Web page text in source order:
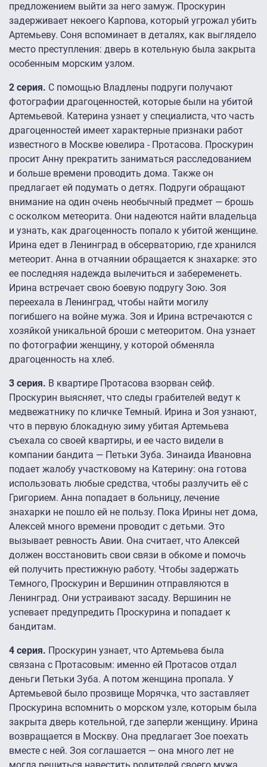
предложением выйти за него замуж. Проскурин
задерживает некоего Карпова, который угрожал убить
Артемьеву. Соня вспоминает в деталях, как выглядело
место преступления: дверь в котельную была закрыта
особенным морским узлом.
2 серия. С помощью Владлены подруги получают
фотографии драгоценностей, которые были на убитой
Артемьевой. Катерина узнает у специалиста, что часть
драгоценностей имеет характерные признаки работ
известного в Москве ювелира - Протасова. Проскурин
просит Анну прекратить заниматься расследованием
и больше времени проводить дома. Также он
предлагает ей подумать о детях. Подруги обращают
внимание на один очень необычный предмет — брошь
с осколком метеорита. Они надеются найти владельца
и узнать, как драгоценность попало к убитой женщине.
Ирина едет в Ленинград в обсерваторию, где хранился
метеорит. Анна в отчаянии обращается к знахарке: это
ее последняя надежда вылечиться и забеременеть.
Ирина встречает свою боевую подругу Зою. Зоя
переехала в Ленинград, чтобы найти могилу
погибшего на войне мужа. Зоя и Ирина встречаются с
хозяйкой уникальной броши с метеоритом. Она узнает
по фотографии женщину, у которой обменяла
драгоценность на хлеб.
3 серия. В квартире Протасова взорван сейф.
Проскурин выясняет, что следы грабителей ведут к
медвежатнику по кличке Темный. Ирина и Зоя узнают,
что в первую блокадную зиму убитая Артемьева
съехала со своей квартиры, и ее часто видели в
компании бандита — Петьки Зуба. Зинаида Ивановна
подает жалобу участковому на Катерину: она готова
использовать любые средства, чтобы разлучить её с
Григорием. Анна попадает в больницу, лечение
знахарки не пошло ей не пользу. Пока Ирины нет дома,
Алексей много времени проводит с детьми. Это
вызывает ревность Авии. Она считает, что Алексей
должен восстановить свои связи в обкоме и помочь
ей получить престижную работу. Чтобы задержать
Темного, Проскурин и Вершинин отправляются в
Ленинград. Они устраивают засаду. Вершинин не
успевает предупредить Проскурина и попадает к
бандитам.
4 серия. Проскурин узнает, что Артемьева была
связана с Протасовым: именно ей Протасов отдал
деньги Петьки Зуба. А потом женщина пропала. У
Артемьевой было прозвище Морячка, что заставляет
Проскурина вспомнить о морском узле, которым была
закрыта дверь котельной, где заперли женщину. Ирина
возвращается в Москву. Она предлагает Зое поехать
вместе с ней. Зоя соглашается — она много лет не